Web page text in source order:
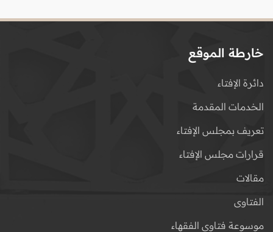
خارطة الموقع
دائرة الإفتاء
الخدمات المقدمة
تعريف بمجلس الإفتاء
قرارات مجلس الإفتاء
مقالات
الفتاوى
موسوعة فتاوى الفقهاء